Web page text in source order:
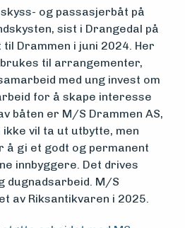
og passasjerbåt på
sist i Drangedal på
Drammen i juni 2024. Her
brukes til arrangementer,
med ung invest om
for å skape interesse
båten er M/S Drammen AS,
vil ta ut utbytte, men
gi et godt og permanent
innbyggere. Det drives
dugnadsarbeid. M/S
av Riksantikvaren i 2025.